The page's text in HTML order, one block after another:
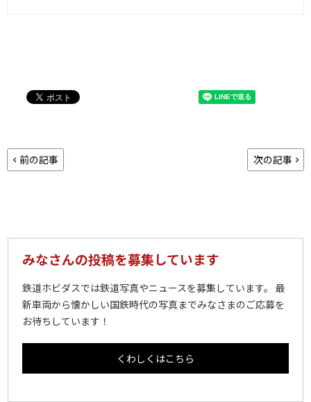
前の記事 次の記事
みなさんの投稿を募集しています
鉄道ホビダスでは鉄道写真やニュースを募集しています。 最
新車両から懐かしい国鉄時代の写真までみなさまのご応募を
お待ちしています！
くわしくはこちら